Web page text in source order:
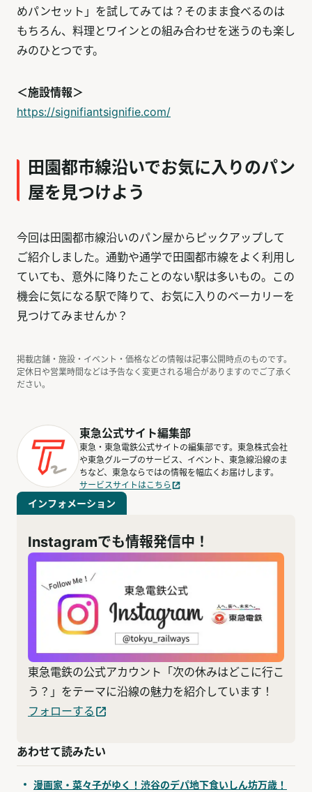
めパンセット」を試してみては？そのまま食べるのは
もちろん、料理とワインとの組み合わせを迷うのも楽し
みのひとつです。
＜施設情報＞
https://signifiantsignifie.com/
田園都市線沿いでお気に入りのパン
屋を見つけよう
今回は田園都市線沿いのパン屋からピックアップして
ご紹介しました。通勤や通学で田園都市線をよく利用し
ていても、意外に降りたことのない駅は多いもの。この
機会に気になる駅で降りて、お気に入りのベーカリーを
見つけてみませんか？
掲載店舗・施設・イベント・価格などの情報は記事公開時点のものです。
定休日や営業時間などは予告なく変更される場合がありますのでご了承く
ださい。
東急公式サイト編集部
東急・東急電鉄公式サイトの編集部です。東急株式会社
や東急グループのサービス、イベント、東急線沿線のま
ちなど、東急ならではの情報を幅広くお届けします。
サービスサイトはこちら
インフォメーション
Instagramでも情報発信中！
東急電鉄の公式アカウント「次の休みはどこに行こ
う？」をテーマに沿線の魅力を紹介しています！
フォローする
あわせて読みたい
漫画家・菜々子がゆく！渋谷のデパ地下食いしん坊万歳！